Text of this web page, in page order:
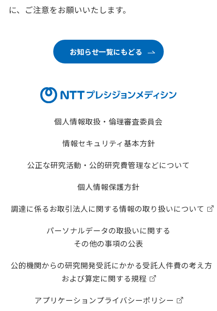
に、ご注意をお願いいたします。
お知らせ一覧にもどる
個人情報取扱・倫理審査委員会
情報セキュリティ基本方針
公正な研究活動・公的研究費管理などについて
個人情報保護方針
調達に係るお取引法人に関する情報の取り扱いについて
パーソナルデータの取扱いに関する
その他の事項の公表
公的機関からの研究開発受託にかかる受託人件費の考え方
および算定に関する規程
アプリケーションプライバシーポリシー